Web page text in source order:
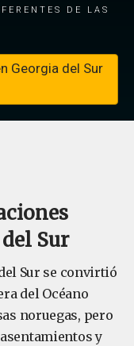
de las
Georgia del Sur
Sur
Sur se convirtió
del Océano
noruegas, pero
y